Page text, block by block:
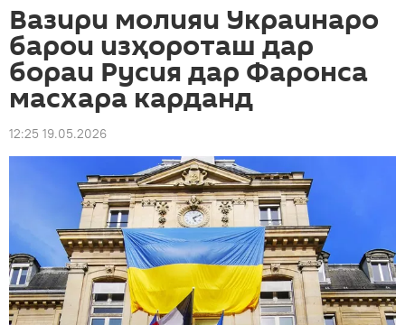
Вазири молияи Украинаро
барои изҳороташ дар
бораи Русия дар Фаронса
масхара карданд
12:25 19.05.2026